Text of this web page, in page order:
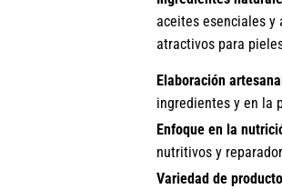
aceites esenciales y
atractivos para
Elaboración
ingredientes y en la
Enfoque en la
nutritivos y
Variedad de